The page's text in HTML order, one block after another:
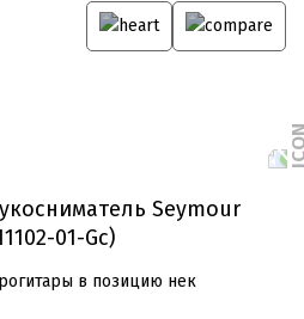
Seymour
01-Gc)
в позицию нек